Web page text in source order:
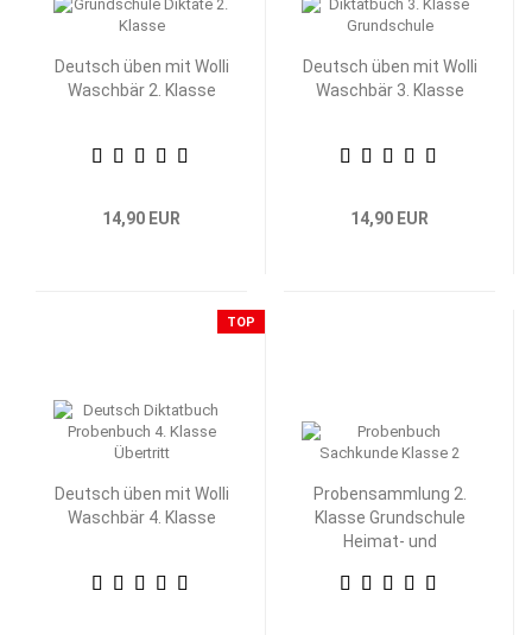
Deutsch üben mit Wolli
Waschbär 2. Klasse
14,90 EUR
Deutsch üben mit Wolli
Waschbär 3. Klasse
14,90 EUR
TOP
Deutsch üben mit Wolli
Waschbär 4. Klasse
Probensammlung 2.
Klasse Grundschule
Heimat- und